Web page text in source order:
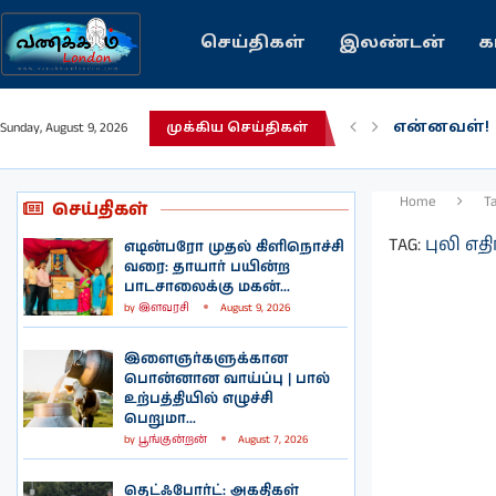
செய்திகள் இலண்டன்
Sunday, August 9, 2026 முக்கிய செய்திகள்
என்னவள்!
செய்திகள்
எடின்பரோ முதல் கிளிநொச்சி
வரை: தாயார் பயின்ற
பாடசாலைக்கு மகன்...
by இளவரசி August 9, 2026
இளைஞர்களுக்கான
பொன்னான வாய்ப்பு | பால்
உற்பத்தியில் எழுச்சி
பெறுமா...
by பூங்குன்றன் August 7, 2026
தெட்ஃபோர்ட்: அகதிகள்
Home
TAG: புலி